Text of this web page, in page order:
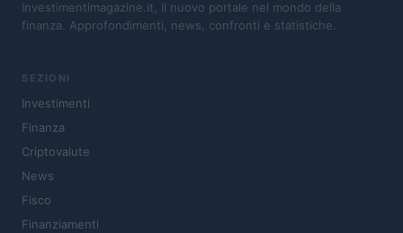
Investimentimagazine.it, il nuovo portale nel mondo della
finanza. Approfondimenti, news, confronti e statistiche.
SEZIONI
Investimenti
Finanza
Criptovalute
News
Fisco
Finanziamenti